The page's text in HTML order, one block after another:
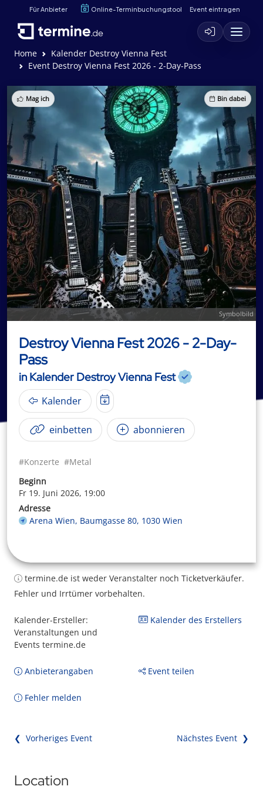
Für Anbieter Online-Terminbuchungstool Event eintragen
Home
Kalender Destroy Vienna Fest
Event Destroy Vienna Fest 2026 - 2-Day-Pass
Mag ich Bin dabei
Symbolbild
Destroy Vienna Fest 2026 - 2-Day-
Pass
in Kalender Destroy Vienna Fest
Kalender
einbetten abonnieren
#Konzerte #Metal
Beginn
Fr 19. Juni 2026, 19:00
Adresse
Arena Wien, Baumgasse 80, 1030 Wien
termine.de ist weder Veranstalter noch Ticketverkäufer.
Fehler und Irrtümer vorbehalten.
Kalender-Ersteller:
Veranstaltungen und
Events termine.de
Kalender des Erstellers
Anbieterangaben Event teilen
Fehler melden
❮ Vorheriges Event Nächstes Event ❯
Location